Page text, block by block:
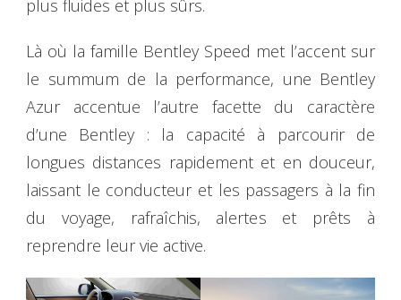
plus fluides et plus sûrs.
Là où la famille Bentley Speed met l’accent sur
le summum de la performance, une Bentley
Azur accentue l’autre facette du caractère
d’une Bentley : la capacité à parcourir de
longues distances rapidement et en douceur,
laissant le conducteur et les passagers à la fin
du voyage, rafraîchis, alertes et prêts à
reprendre leur vie active.